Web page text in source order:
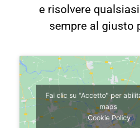
e risolvere
sempre al giusto
Fai clic su "Accetto" per
maps
Cookie Policy